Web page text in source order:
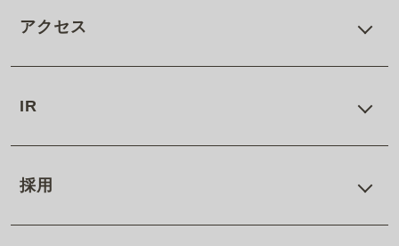
アクセス
IR
採用